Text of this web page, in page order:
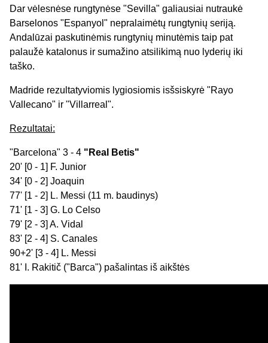
Dar vėlesnėse rungtynėse "Sevilla" galiausiai nutraukė
Barselonos "Espanyol" nepralaimėtų rungtynių seriją.
Andalūzai paskutinėmis rungtynių minutėmis taip pat
palaužė katalonus ir sumažino atsilikimą nuo lyderių iki
taško.
Madride rezultatyviomis lygiosiomis isšsiskyrė "Rayo
Vallecano" ir "Villarreal".
Rezultatai:
"Barcelona" 3 - 4 "Real Betis"
20' [0 - 1] F. Junior
34' [0 - 2] Joaquin
77' [1 - 2] L. Messi (11 m. baudinys)
71' [1 - 3] G. Lo Celso
79' [2 - 3] A. Vidal
83' [2 - 4] S. Canales
90+2' [3 - 4] L. Messi
81' I. Rakitič ("Barca") pašalintas iš aikštės